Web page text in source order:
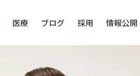
医療 ブログ 採用 情報公開